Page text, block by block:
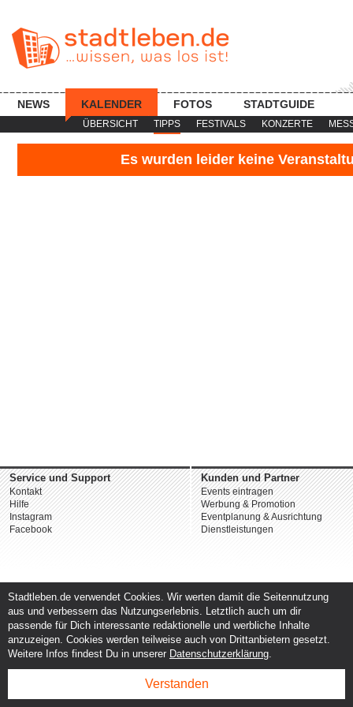
ÜBERSICHT TIPPS FESTIVALS KONZERTE
NEWS KALENDER FOTOS STADTGUIDE
Es wurden leider keine
Service und Support
Kontakt
Hilfe
Instagram
Facebook
Kunden und Partner
Events eintragen
Werbung & Promotion
Eventplanung & Ausrichtung
Dienstleistungen
Stadtleben.de verwendet Cookies. Wir werten damit die Seitennutzung
aus und verbessern das Nutzungserlebnis. Letztlich auch um dir
passende für Dich interessante redaktionelle und werbliche Inhalte
anzuzeigen. Cookies werden teilweise auch von Drittanbietern gesetzt.
Weitere Infos findest Du in unserer Datenschutzerklärung.
Verstanden